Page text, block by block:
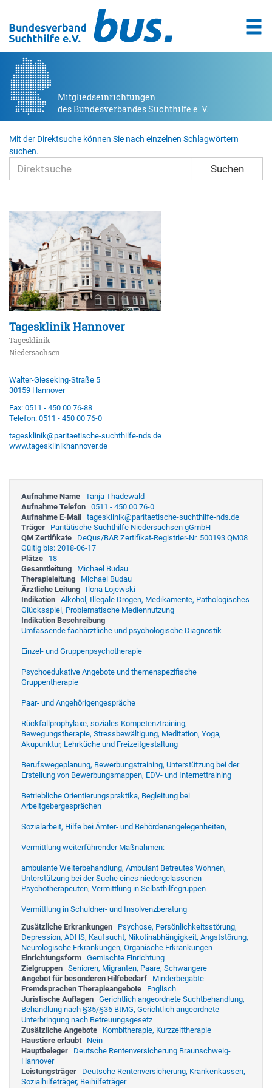
Mitgliedseinrichtungen
des Bundesverbandes Suchthilfe e. V.
Mit der Direktsuche können Sie nach einzelnen Schlagwörtern
suchen.
Suchen
Tagesklinik Hannover
Tagesklinik
Niedersachsen
Walter-Gieseking-Straße 5
30159 Hannover
Fax: 0511 - 450 00 76-88
Telefon: 0511 - 450 00 76-0
tagesklinik@paritaetische-suchthilfe-nds.de
www.tagesklinikhannover.de
Aufnahme Name Tanja Thadewald
Aufnahme Telefon 0511 - 450 00 76-0
Aufnahme E-Mail
tagesklinik@paritaetische-suchthilfe-nds.de
Träger
Paritätische Suchthilfe Niedersachsen gGmbH
QM Zertifikate
DeQus/BAR Zertifikat-Registrier-Nr. 500193 QM08
Gültig bis: 2018-06-17
Plätze
18
Gesamtleitung
Michael Budau
Therapieleitung
Michael Budau
Ärztliche Leitung
Ilona Lojewski
Indikation Alkohol, Illegale Drogen, Medikamente, Pathologisches
Glücksspiel, Problematische Mediennutzung
Indikation Beschreibung
Umfassende fachärztliche und psychologische Diagnostik
Einzel- und Gruppenpsychotherapie
Psychoedukative Angebote und themenspezifische
Gruppentherapie
Paar- und Angehörigengespräche
Rückfallprophylaxe, soziales Kompetenztraining,
Bewegungstherapie, Stressbewältigung, Meditation, Yoga,
Akupunktur, Lehrküche und Freizeitgestaltung
Berufswegeplanung, Bewerbungstraining, Unterstützung bei der
Erstellung von Bewerbungsmappen, EDV- und Internettraining
Betriebliche Orientierungspraktika, Begleitung bei
Arbeitgebergesprächen
Sozialarbeit, Hilfe bei Ämter- und Behördenangelegenheiten,
Vermittlung weiterführender Maßnahmen:
ambulante Weiterbehandlung, Ambulant Betreutes Wohnen,
Unterstützung bei der Suche eines niedergelassenen
Psychotherapeuten, Vermittlung in Selbsthilfegruppen
Vermittlung in Schuldner- und Insolvenzberatung
Zusätzliche Erkrankungen
Psychose, Persönlichkeitsstörung,
Depression, ADHS, Kaufsucht, Nikotinabhängigkeit, Angststörung,
Neurologische Erkrankungen, Organische Erkrankungen
Einrichtungsform Gemischte Einrichtung
Zielgruppen Senioren, Migranten, Paare, Schwangere
Angebot für besonderen Hilfebedarf
Minderbegabte
Fremdsprachen Therapieangebote
Englisch
Juristische Auflagen Gerichtlich angeordnete Suchtbehandlung,
Behandlung nach §35/§36 BtMG, Gerichtlich angeordnete
Unterbringung nach Betreuungsgesetz
Zusätzliche Angebote
Kombitherapie, Kurzzeittherapie
Haustiere erlaubt
Nein
Hauptbeleger
Deutsche Rentenversicherung Braunschweig-
Hannover
Leistungsträger
Deutsche Rentenversicherung, Krankenkassen,
Sozialhilfeträger, Beihilfeträger